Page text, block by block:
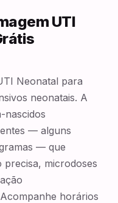
UTI
Neonatal para
neonatais. A
nascidos
— alguns
— que
microdoses
horários